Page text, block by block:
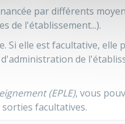
par différents
de l'établissement...).
elle est facultative, elle
de
(EPLE), vous
facultatives.